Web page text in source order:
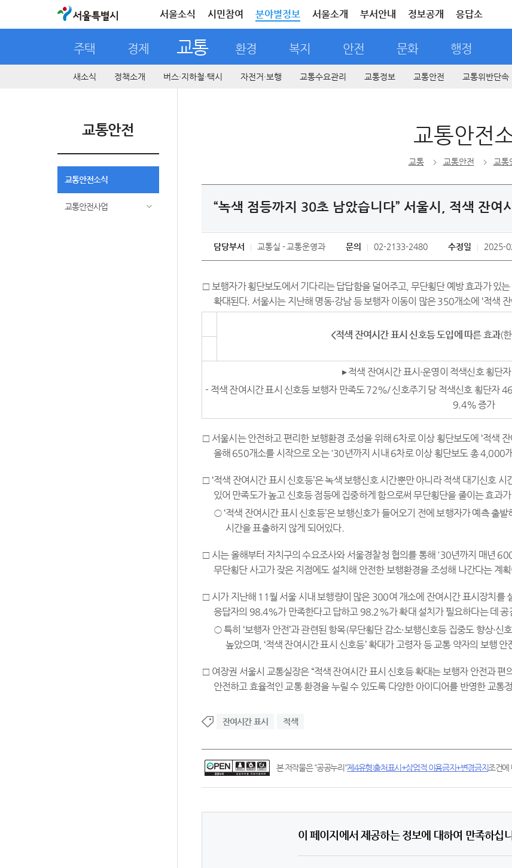
서울특별시 서울소식 시민참여 분야별정보 서울소개 부서안내 정보공개 응답소
주택 경제 교통 환경 복지 안전 문화 행정
새소식 정책소개 버스·지하철·택시 자전거·보행 교통수요관리 교통정보 교통안전 교통위반단속
교통안전
교통안전소식
교통안전사업
교통안전
교통 교통안전 교통
“녹색 점등까지 30초 남았습니다” 서울시, 적색 잔여
담당부서 교통실 교통운영과 문의 02-2133-2480 수정일 2025-
□ 보행자가 횡단보도에서 기다리는 답답함을 덜어주고, 무단횡단 예방 효과가 있
확대된다. 서울시는 지난해 명동·강남 등 보행자 이동이 많은 350개소에 ‘적색
<적색 잔여시간 표시 신호등 도입에 따른 효과(
▸ 적색 잔여시간 표시·운영이 적색신호 횡단
- 적색 잔여시간 표시 신호등 보행자 만족도 72%/ 신호주기 당 적색신호 횡단자
9.4% 증가
□ 서울시는 안전하고 편리한 보행환경 조성을 위해 6차로 이상 횡단보도에 ‘적색
올해 650개소를 시작으로 오는 '30년까지 시내 6차로 이상 횡단보도 총 4,000
□ ‘적색 잔여시간 표시 신호등’은 녹색 보행신호 시간뿐만 아니라 적색 대기신호
있어 만족도가 높고 신호등 점등에 집중하게 함으로써 무단횡단을 줄이는 효과
○ ‘적색 잔여시간 표시 신호등’은 보행신호가 들어오기 전에 보행자가 예측 출
시간을 표출하지 않게 되어있다.
□ 시는 올해부터 자치구의 수요조사와 서울경찰청 협의를 통해 '30년까지 매년
무단횡단 사고가 잦은 지점에도 설치해 안전한 보행환경을 조성해 나간다는 계
□ 시가 지난해 11월 서울 시내 보행량이 많은 300여 개소에 잔여시간 표시장치를
응답자의 98.4%가 만족한다고 답하고 98.2%가 확대 설치가 필요하다는 데 공
○ 특히 ‘보행자 안전’과 관련된 항목(무단횡단 감소·보행신호등 집중도 향상·신
높았으며, ‘적색 잔여시간 표시 신호등’ 확대가 고령자 등 교통 약자의 보행
□ 여장권 서울시 교통실장은 “적색 잔여시간 표시 신호등 확대는 보행자 안전과 편
안전하고 효율적인 교통 환경을 누릴 수 있도록 다양한 아이디어를 반영한 교통
잔여시간 표시 적색
본 저작물은 "공공누리"제4유형:출처표시+상업적 이용금지+변경금지조건에
이 페이지에서 제공하는 정보에 대하여 만족하십